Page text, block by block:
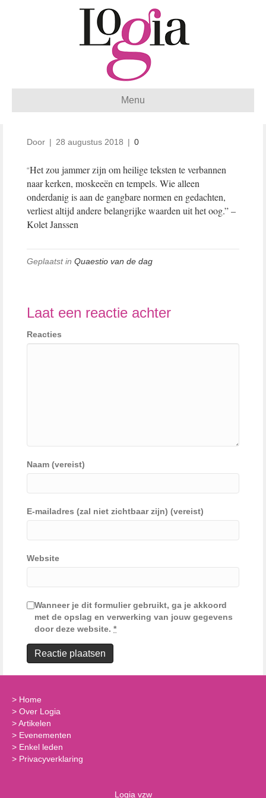
Menu
Door | 28 augustus 2018 | 0
“Het zou jammer zijn om heilige teksten te verbannen
naar kerken, moskeeën en tempels. Wie alleen
onderdanig is aan de gangbare normen en gedachten,
verliest altijd andere belangrijke waarden uit het oog.” –
Kolet Janssen
Geplaatst in Quaestio van de dag
Laat een reactie achter
Reacties
Naam (vereist)
E-mailadres (zal niet zichtbaar zijn) (vereist)
Website
Wanneer je dit formulier gebruikt, ga je akkoord
met de opslag en verwerking van jouw gegevens
door deze website. *
> Home
> Over Logia
>Artikelen
> Evenementen
> Enkel leden
> Privacyverklaring
Logia vzw